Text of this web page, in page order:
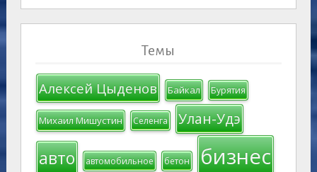
Темы
Алексей Цыденов Байкал Бурятия
Михаил Мишустин Селенга Улан-Удэ
авто автомобильное бетон бизнес